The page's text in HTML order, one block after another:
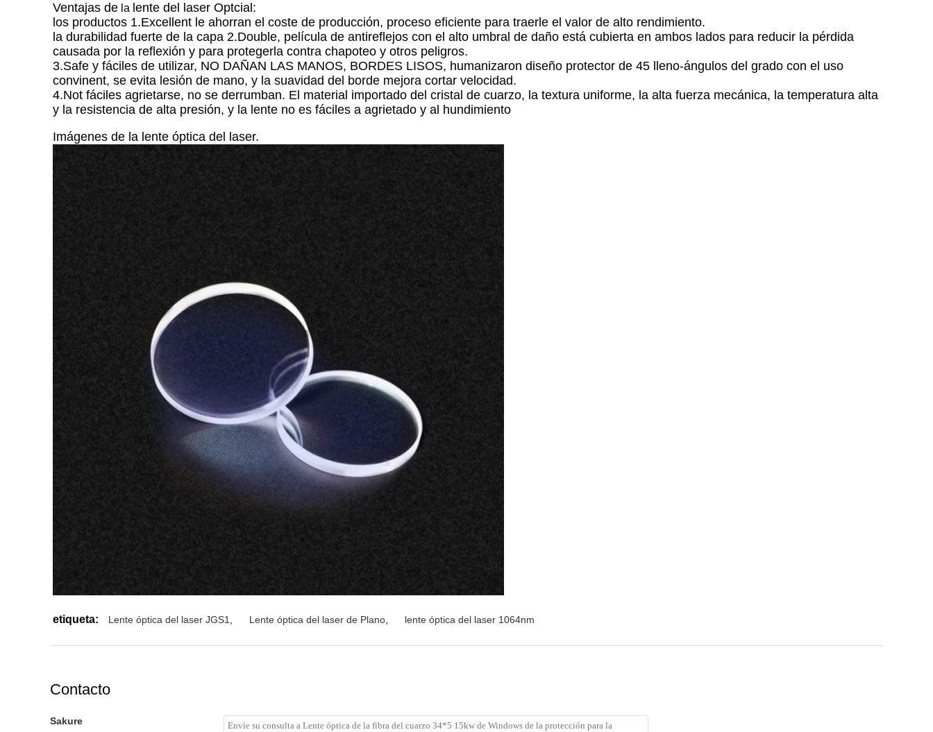
Ventajas de la lente del laser Optcial:
los productos 1.Excellent le ahorran el coste de producción, proceso eficiente para traerle el valor de alto rendimiento.
la durabilidad fuerte de la capa 2.Double, película de antireflejos con el alto umbral de daño está cubierta en ambos lados para reducir la pérdida
causada por la reflexión y para protegerla contra chapoteo y otros peligros.
3.Safe y fáciles de utilizar, NO DAÑAN LAS MANOS, BORDES LISOS, humanizaron diseño protector de 45 lleno-ángulos del grado con el uso
convinent, se evita lesión de mano, y la suavidad del borde mejora cortar velocidad.
4.Not fáciles agrietarse, no se derrumban. El material importado del cristal de cuarzo, la textura uniforme, la alta fuerza mecánica, la temperatura alta
y la resistencia de alta presión, y la lente no es fáciles a agrietado y al hundimiento
Imágenes de la lente óptica del laser.
etiqueta: Lente óptica del laser JGS1 Lente óptica del laser de Plano lente óptica del laser 1064nm
Contacto
Sakure